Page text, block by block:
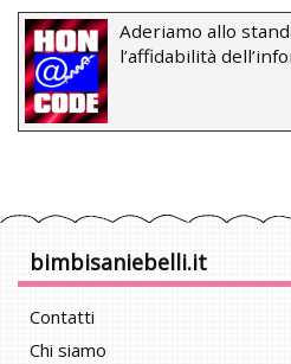
Aderiamo allo
l’affidabilità
bimbisaniebelli.it
Contatti
Chi siamo